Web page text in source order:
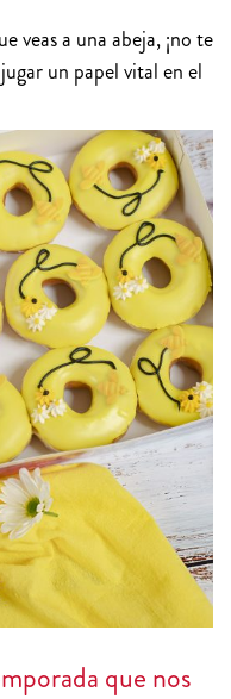
veas a una abeja, ¡no te
un papel vital en el
que nos